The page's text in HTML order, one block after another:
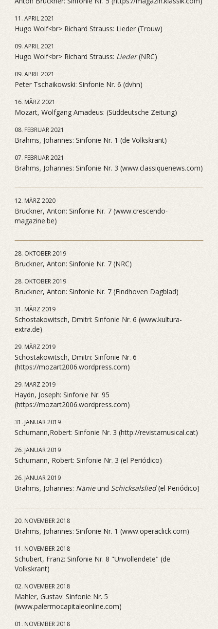
11. APRIL 2021
Hugo Wolf<br> Richard Strauss: Lieder (Trouw)
09. APRIL 2021
Hugo Wolf<br> Richard Strauss: Lieder(NRC)
09. APRIL 2021
Peter Tschaikowski: Sinfonie Nr. 6 (dvhn)
16. MÄRZ 2021
Mozart, Wolfgang Amadeus: (Süddeutsche Zeitung)
08. FEBRUAR 2021
Brahms, Johannes: Sinfonie Nr. 1 (de Volkskrant)
07. FEBRUAR 2021
Brahms, Johannes: Sinfonie Nr. 3 (www.classiquenews.com)
12. MÄRZ 2020
Bruckner, Anton: Sinfonie Nr. 7 (www.crescendo-
magazine.be)
28. OKTOBER 2019
Bruckner, Anton: Sinfonie Nr. 7 (NRC)
28. OKTOBER 2019
Bruckner, Anton: Sinfonie Nr. 7 (Eindhoven Dagblad)
31. MÄRZ 2019
Schostakowitsch, Dmitri: Sinfonie Nr. 6 (www.kultura-
extra.de)
29. MÄRZ 2019
Schostakowitsch, Dmitri: Sinfonie Nr. 6
(https://mozart2006.wordpress.com)
29. MÄRZ 2019
Haydn, Joseph: Sinfonie Nr. 95
(https://mozart2006.wordpress.com)
31. JANUAR 2019
Schumann,Robert: Sinfonie Nr. 3 (http://revistamusical.cat)
26. JANUAR 2019
Schumann, Robert: Sinfonie Nr. 3 (el Periódico)
26. JANUAR 2019
Brahms, Johannes: Nänieund Schicksalslied(el Periódico)
20. NOVEMBER 2018
Brahms, Johannes: Sinfonie Nr. 1 (www.operaclick.com)
11. NOVEMBER 2018
Schubert, Franz: Sinfonie Nr. 8 "Unvollendete" (de
Volkskrant)
02. NOVEMBER 2018
Mahler, Gustav: Sinfonie Nr. 5
(www.palermocapitaleonline.com)
01. NOVEMBER 2018